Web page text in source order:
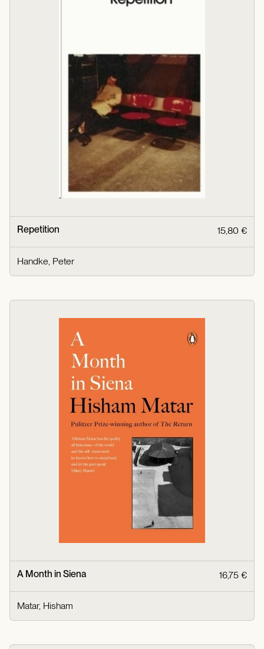
Repetition 15,80 €
Handke, Peter
A Month in Siena 16,75 €
Matar, Hisham